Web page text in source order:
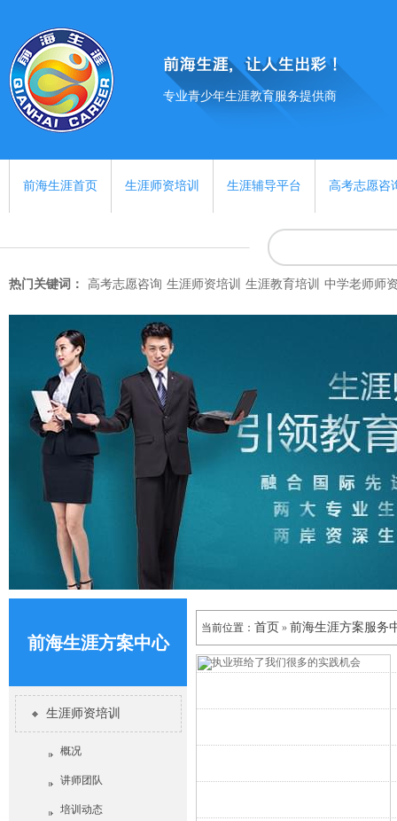
专业青少年生涯教育服务提供商
前海生涯首页 生涯师资培训 生涯辅导平台 高考志愿咨
热门关键词： 高考志愿咨询 生涯师资培训 生涯教育培训 中学老师师
前海生涯方案中心
生涯师资培训
概况
讲师团队
培训动态
当前位置： 首页 » 前海生涯方案服务